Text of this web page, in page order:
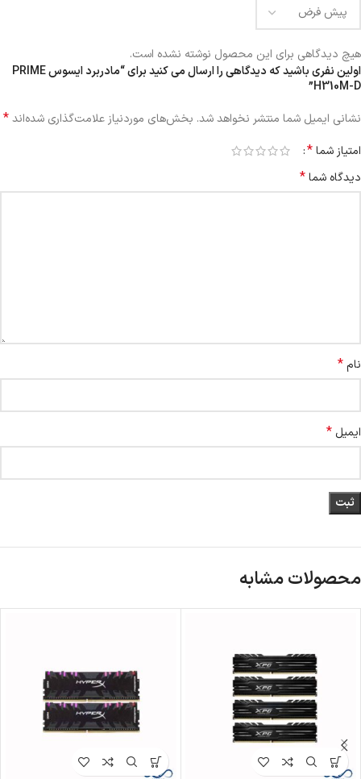
هیچ دیدگاهی برای این محصول نوشته نشده است.
اولین نفری باشید که دیدگاهی را ارسال می کنید برای “مادربرد ایسوس PRIME
H310M-D”
نشانی ایمیل شما منتشر نخواهد شد. بخش‌های موردنیاز علامت‌گذاری شده‌اند*
امتیاز شما*
دیدگاه شما*
نام*
ایمیل *
محصولات مشابه